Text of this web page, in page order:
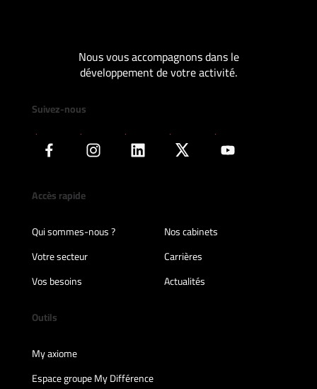
Nous vous accompagnons dans le
développement de votre activité.
Suivez-nous
Accès rapide
Qui sommes-nous ?
Nos cabinets
Votre secteur
Carrières
Vos besoins
Actualités
Outils
My axiome
Espace groupe My Différence